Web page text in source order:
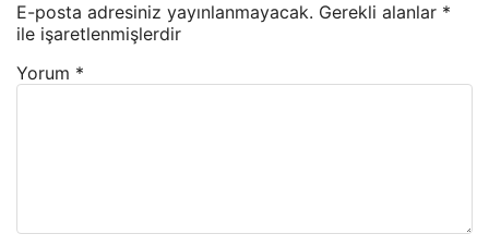
E-posta adresiniz yayınlanmayacak. Gerekli alanlar *
ile işaretlenmişlerdir
Yorum *